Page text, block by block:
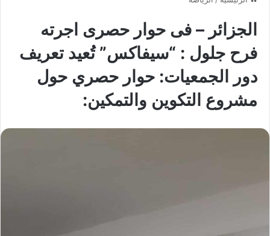
الجزائر – فى حوار حصرى اجرته
فرح جلول : “سيفاكس” تُعيد تعريف
دور الجمعيات: حوار حصري حول
مشروع التكوين والتمكين: